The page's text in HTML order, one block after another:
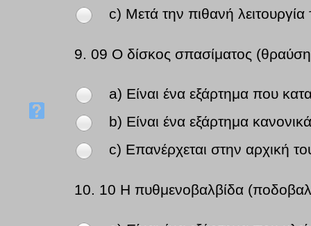
c) Μετά την πιθανή λειτουργία
9. 09 Ο δίσκος σπασίματος
a) Είναι ένα εξάρτημα που
b) Είναι ένα εξάρτημα
c) Επανέρχεται στην αρχική
10. 10 Η πυθμενοβαλβίδα